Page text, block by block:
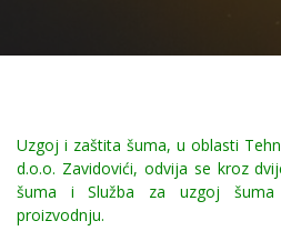
Uzgoj i zaštita šuma, u oblasti
d.o.o. Zavidovići, odvija se kroz
šuma i Služba za uzgoj šuma i
proizvodnju.